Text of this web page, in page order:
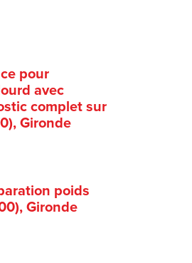
pour
avec
complet sur
Gironde
poids
Gironde